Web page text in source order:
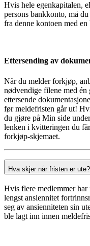
Hvis hele egenkapitalen,
persons bankkonto, må
fra denne kontoen med
Ettersending av
Når du melder forkjøp,
nødvendige filene med
ettersende
før meldefristen går ut!
du gjøre på Min side
lenken i kvitteringen du
forkjøp-skjemaet.
Hva skjer når fristen er ute?
Hvis flere medlemmer
lengst ansiennitet
seg av ansienniteten sin
ble lagt inn innen